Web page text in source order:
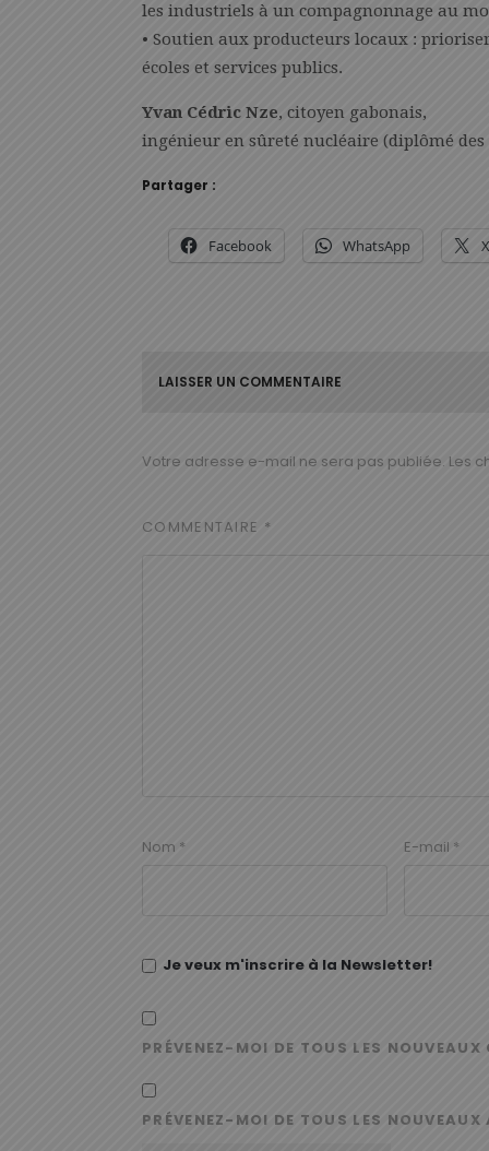
les industriels à un compagnonnage au
• Soutien aux producteurs locaux :
écoles et services publics.
Yvan Cédric Nze, citoyen gabonais,
ingénieur en sûreté nucléaire (diplômé
Partager :
Facebook WhatsApp X
LAISSER UN COMMENTAIRE
Votre adresse e-mail ne sera pas publiée. Les
COMMENTAIRE *
Nom * E-mail *
Je veux m'inscrire à la Newsletter!
PRÉVENEZ-MOI DE TOUS LES
PRÉVENEZ-MOI DE TOUS LES